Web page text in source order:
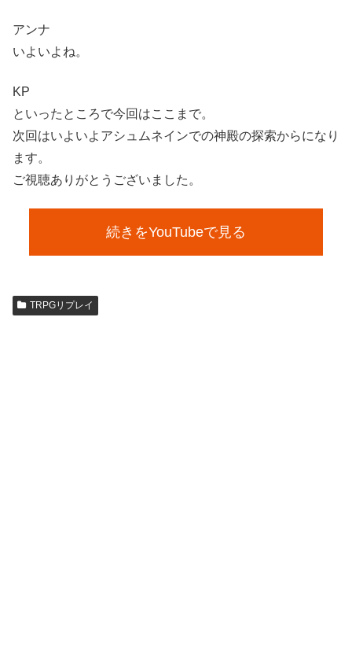
アンナ
いよいよね。
KP
といったところで今回はここまで。
次回はいよいよアシュムネインでの神殿の探索からになり
ます。
ご視聴ありがとうございました。
続きをYouTubeで見る
TRPGリプレイ